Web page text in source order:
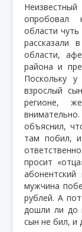
опробовал
области чуть
рассказали
области,
района и
Поскольку у
взрослый
регионе,
объяснил,
там побил,
просит
мужчина
рублей. А
дошли ли до
сын не бил, и